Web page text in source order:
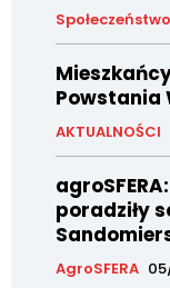
Społeczeństwo
Powstania
AKTUALNOŚCI
poradziły
AgroSFERA